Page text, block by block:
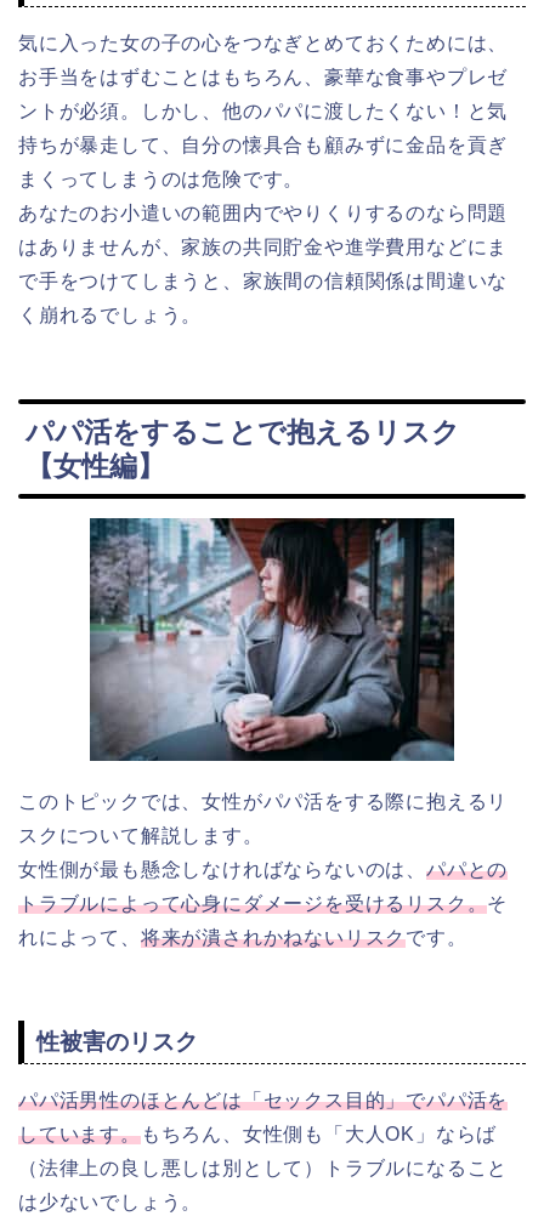
気に入った女の子の心をつなぎとめておくためには、
お手当をはずむことはもちろん、豪華な食事やプレゼ
ントが必須。しかし、他のパパに渡したくない！と気
持ちが暴走して、自分の懐具合も顧みずに金品を貢ぎ
まくってしまうのは危険です。
あなたのお小遣いの範囲内でやりくりするのなら問題
はありませんが、家族の共同貯金や進学費用などにま
で手をつけてしまうと、家族間の信頼関係は間違いな
く崩れるでしょう。
パパ活をすることで抱えるリスク
【女性編】
このトピックでは、女性がパパ活をする際に抱えるリ
スクについて解説します。
女性側が最も懸念しなければならないのは、 パパとの
トラブルによって心身にダメージを受けるリスク。そ
れによって、 将来が潰されかねないリスクです。
性被害のリスク
パパ活男性のほとんどは「セックス目的」でパパ活を
しています。もちろん、女性側も「大人OK」ならば
（法律上の良し悪しは別として）トラブルになること
は少ないでしょう。